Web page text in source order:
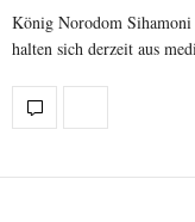
König Norodom
halten sich derzeit aus